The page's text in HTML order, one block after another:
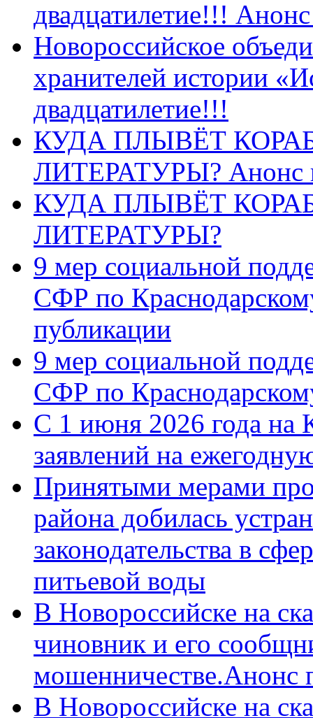
двадцатилетие!!!
Новороссийское
хранителей истории
двадцатилетие!!!
КУДА ПЛЫВЁТ
ЛИТЕРАТУРЫ? Анонс
КУДА ПЛЫВЁТ
ЛИТЕРАТУРЫ?
9 мер социальной
СФР по
публикации
9 мер социальной
СФР по
С 1 июня 2026 года на
заявлений на
Принятыми мерами
района добилась
законодательства в
питьевой воды
В Новороссийске на
чиновник и его
мошенничестве.Анонс
В Новороссийске на